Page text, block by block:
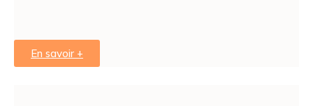
En savoir +